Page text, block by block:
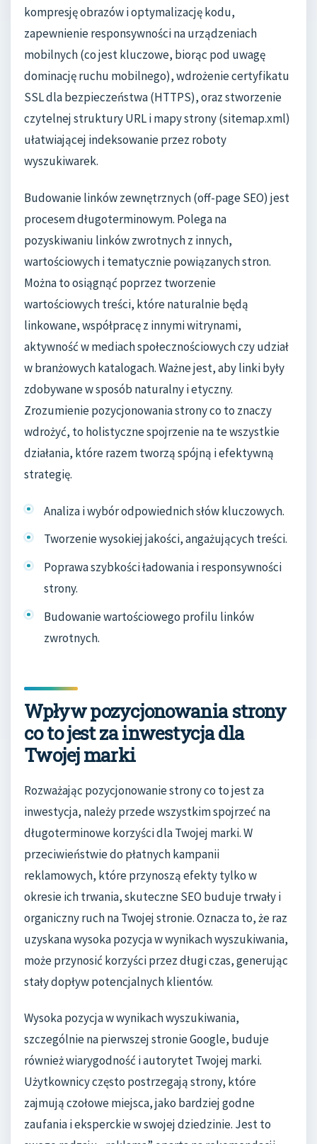
kompresję obrazów i optymalizację kodu,
zapewnienie responsywności na urządzeniach
mobilnych (co jest kluczowe, biorąc pod uwagę
dominację ruchu mobilnego), wdrożenie certyfikatu
SSL dla bezpieczeństwa (HTTPS), oraz stworzenie
czytelnej struktury URL i mapy strony (sitemap.xml)
ułatwiającej indeksowanie przez roboty
wyszukiwarek.
Budowanie linków zewnętrznych (off-page SEO) jest
procesem długoterminowym. Polega na
pozyskiwaniu linków zwrotnych z innych,
wartościowych i tematycznie powiązanych stron.
Można to osiągnąć poprzez tworzenie
wartościowych treści, które naturalnie będą
linkowane, współpracę z innymi witrynami,
aktywność w mediach społecznościowych czy udział
w branżowych katalogach. Ważne jest, aby linki były
zdobywane w sposób naturalny i etyczny.
Zrozumienie pozycjonowania strony co to znaczy
wdrożyć, to holistyczne spojrzenie na te wszystkie
działania, które razem tworzą spójną i efektywną
strategię.
Analiza i wybór odpowiednich słów kluczowych.
Tworzenie wysokiej jakości, angażujących treści.
Poprawa szybkości ładowania i responsywności
strony.
Budowanie wartościowego profilu linków
zwrotnych.
Wpływ pozycjonowania strony
co to jest za inwestycja dla
Twojej marki
Rozważając pozycjonowanie strony co to jest za
inwestycja, należy przede wszystkim spojrzeć na
długoterminowe korzyści dla Twojej marki. W
przeciwieństwie do płatnych kampanii
reklamowych, które przynoszą efekty tylko w
okresie ich trwania, skuteczne SEO buduje trwały i
organiczny ruch na Twojej stronie. Oznacza to, że raz
uzyskana wysoka pozycja w wynikach wyszukiwania,
może przynosić korzyści przez długi czas, generując
stały dopływ potencjalnych klientów.
Wysoka pozycja w wynikach wyszukiwania,
szczególnie na pierwszej stronie Google, buduje
również wiarygodność i autorytet Twojej marki.
Użytkownicy często postrzegają strony, które
zajmują czołowe miejsca, jako bardziej godne
zaufania i eksperckie w swojej dziedzinie. Jest to